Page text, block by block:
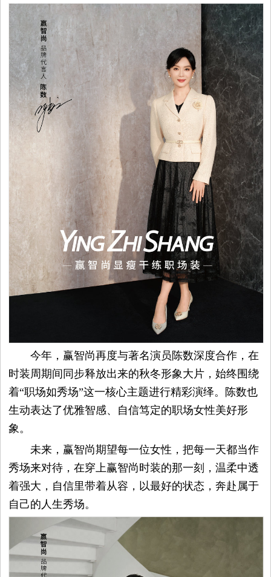
今年，赢智尚再度与著名演员陈数深度合作，在
时装周期间同步释放出来的秋冬形象大片，始终围绕
着“职场如秀场”这一核心主题进行精彩演绎。陈数也
生动表达了优雅智感、自信笃定的职场女性美好形
象。
未来，赢智尚期望每一位女性，把每一天都当作
秀场来对待，在穿上赢智尚时装的那一刻，温柔中透
着强大，自信里带着从容，以最好的状态，奔赴属于
自己的人生秀场。